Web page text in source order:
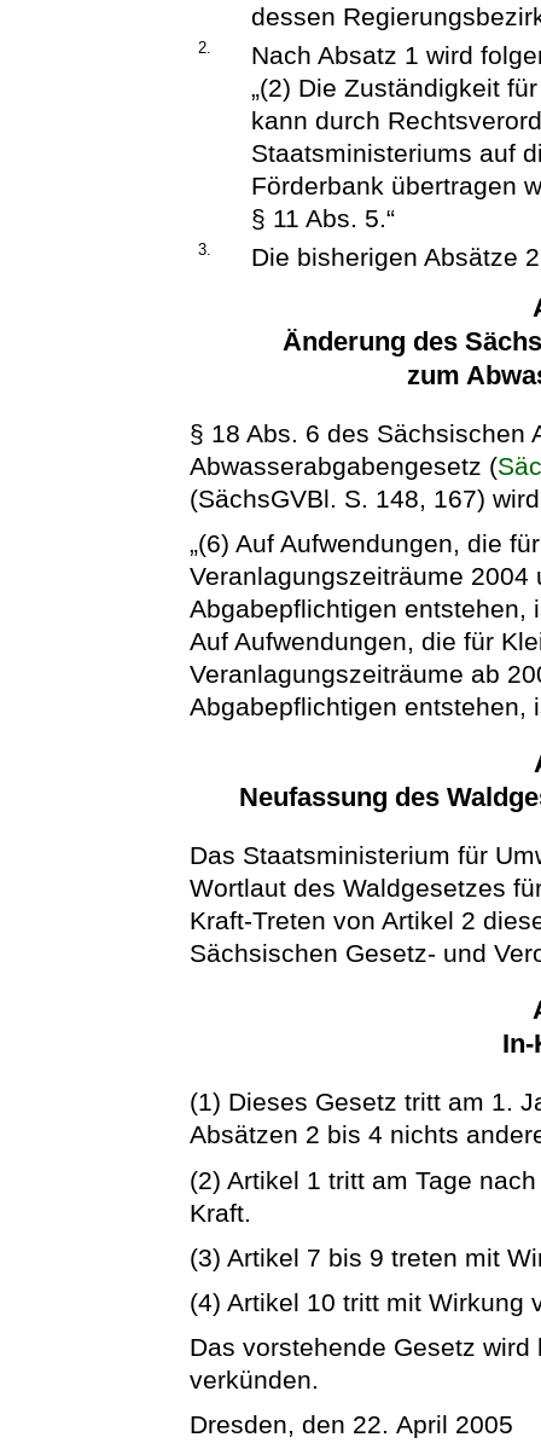
dessen
2.
Nach Absatz 1 wird
„(2) Die Zuständigkeit
kann durch
Staatsministeriums auf
Förderbank übertragen
§ 11 Abs. 5.“
3. Die bisherigen Absätze
Änderung des
zum
§ 18 Abs. 6 des Sächsischen
Abwasserabgabengesetz (
(SächsGVBl. S. 148, 167)
„(6) Auf Aufwendungen, die
Veranlagungszeiträume
Abgabepflichtigen entstehen,
Auf Aufwendungen, die für
Veranlagungszeiträume ab
Abgabepflichtigen entstehen,
Neufassung des
Das Staatsministerium für
Wortlaut des Waldgesetzes
Kraft-Treten von Artikel 2
Sächsischen Gesetz- und
(1) Dieses Gesetz tritt am 1.
Absätzen 2 bis 4 nichts
(2) Artikel 1 tritt am Tage
Kraft.
(3) Artikel 7 bis 9 treten mit
(4) Artikel 10 tritt mit Wirkung
Das vorstehende Gesetz
verkünden.
Dresden, den 22. April 2005